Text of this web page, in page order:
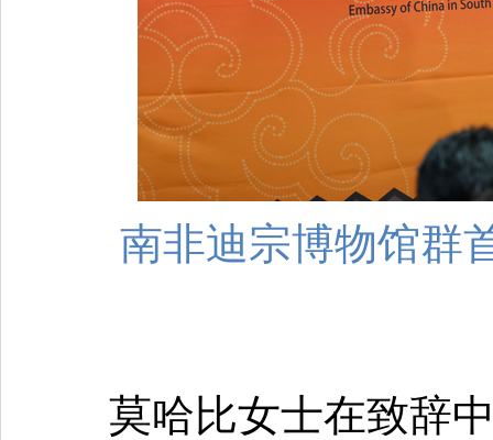
南非迪宗博物馆群
莫哈比女士在致辞中